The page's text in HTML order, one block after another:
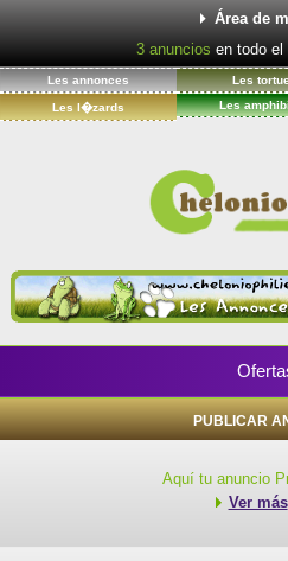
Área de
3 anuncios en todo el
Les annonces Les
Les l�zards Les
PUBLICAR
Aquí tu anuncio
Ver más